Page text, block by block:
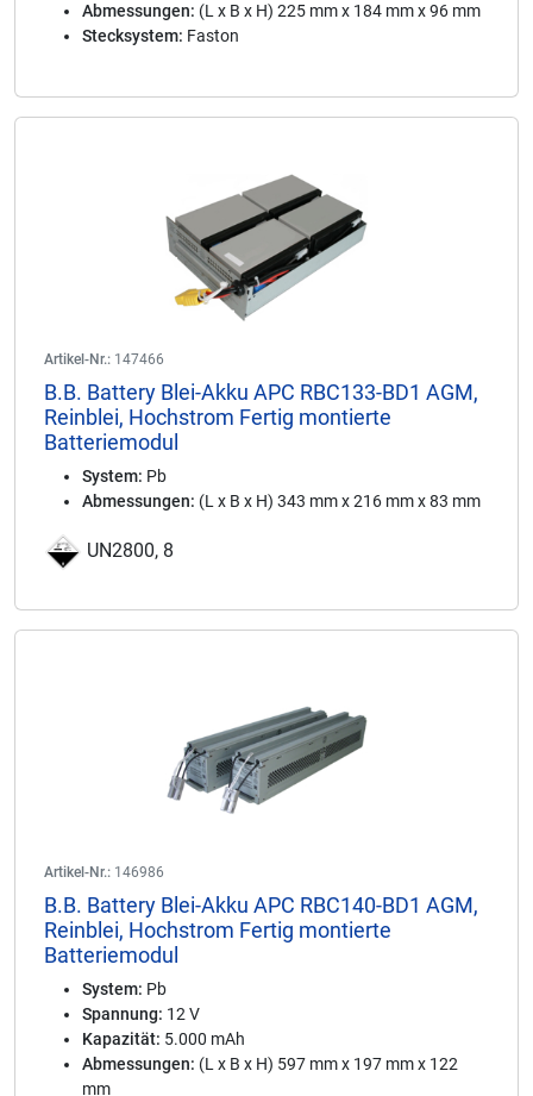
Abmessungen: (L x B x H) 225 mm x 184 mm x 96 mm
Stecksystem: Faston
Artikel-Nr.: 147466
B.B. Battery Blei-Akku APC RBC133-BD1 AGM,
Reinblei, Hochstrom Fertig montierte
Batteriemodul
System: Pb
Abmessungen: (L x B x H) 343 mm x 216 mm x 83 mm
UN2800, 8
Artikel-Nr.: 146986
B.B. Battery Blei-Akku APC RBC140-BD1 AGM,
Reinblei, Hochstrom Fertig montierte
Batteriemodul
System: Pb
Spannung: 12 V
Kapazität: 5.000 mAh
Abmessungen: (L x B x H) 597 mm x 197 mm x 122
mm